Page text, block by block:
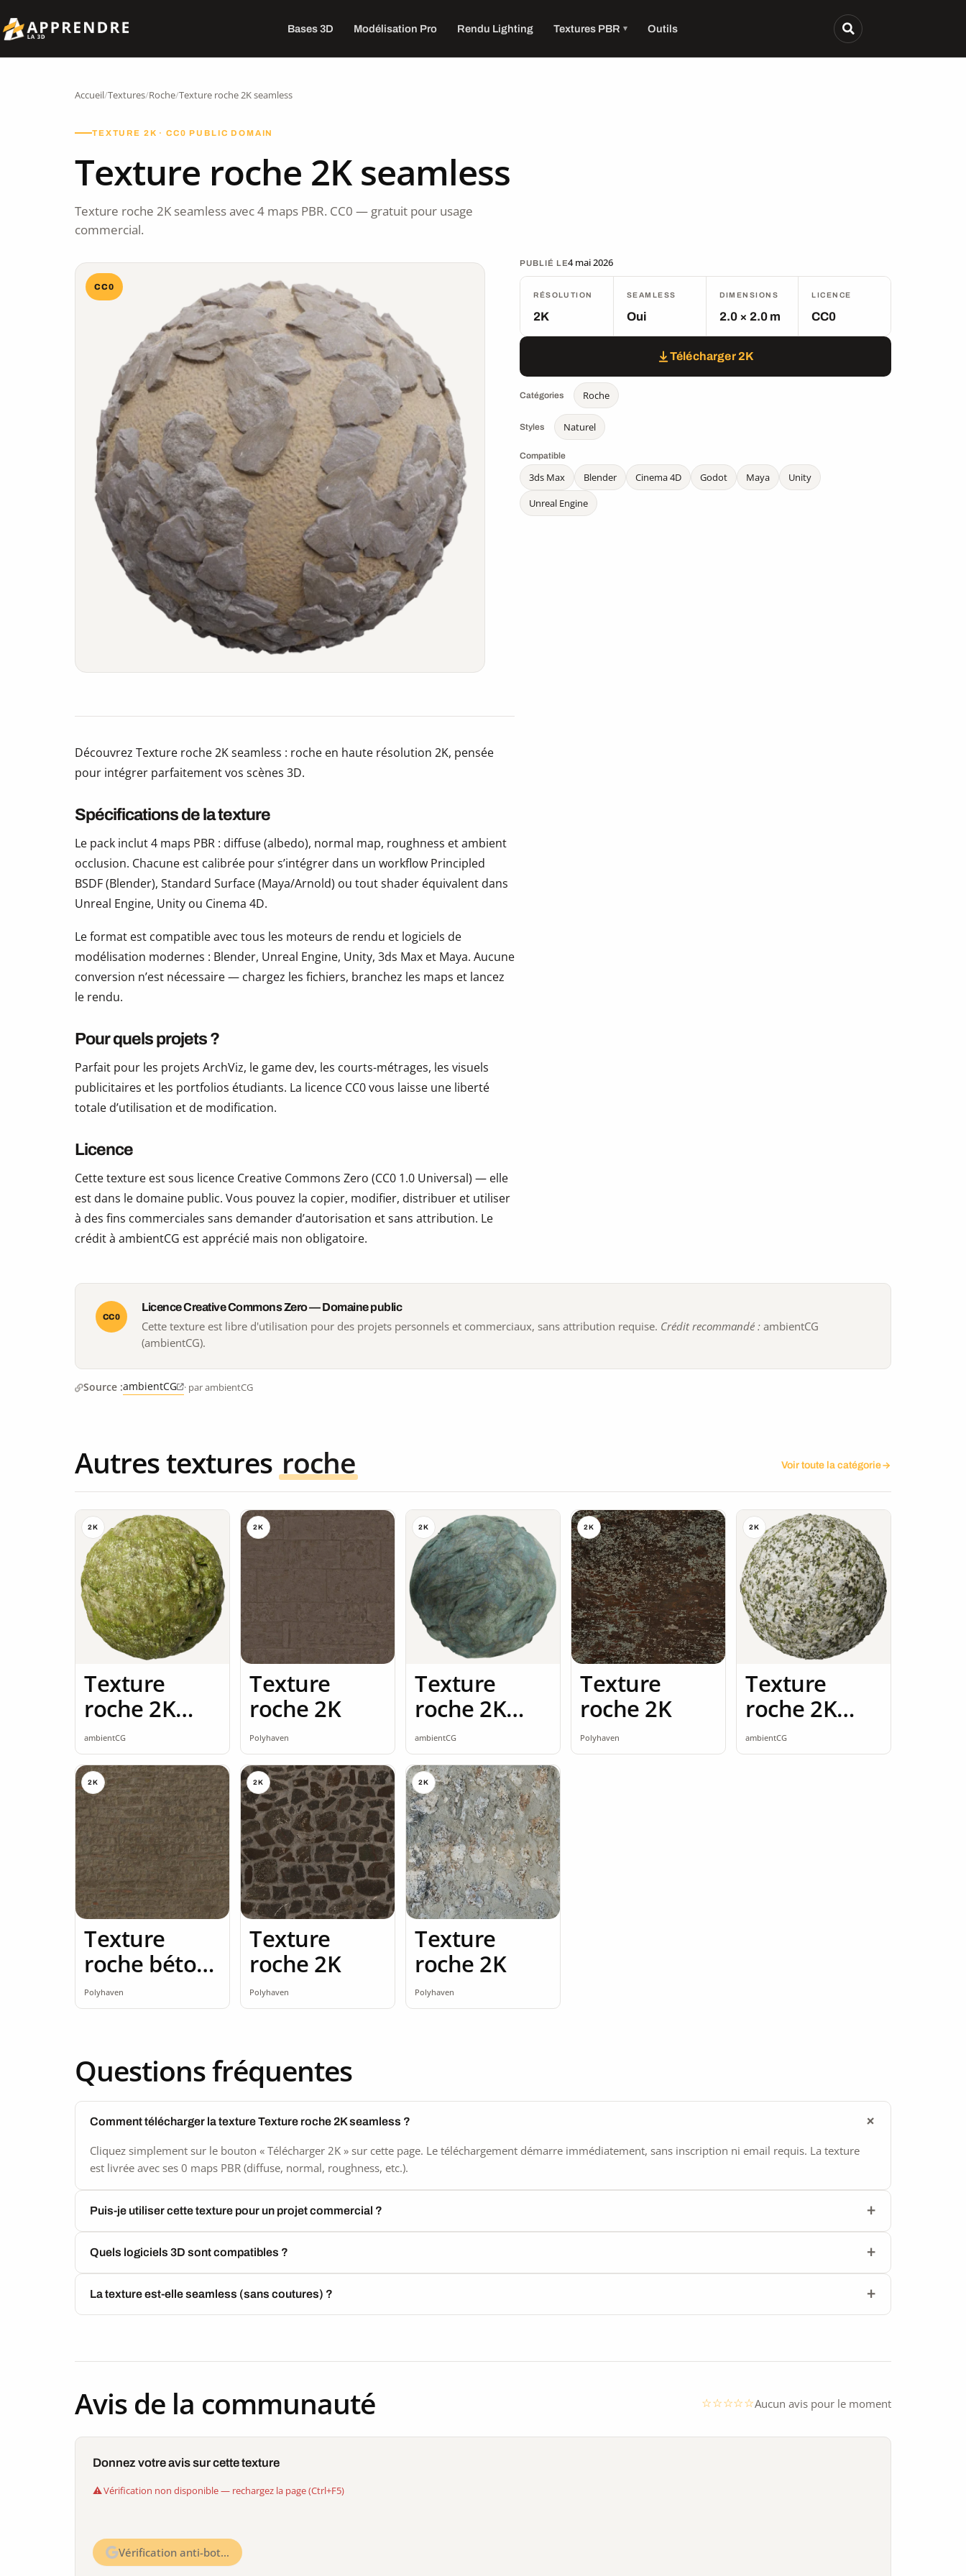
Bases 3D Modélisation Pro Rendu Lighting Textures PBR Outils
Accueil/Textures/Roche/Texture roche 2K seamless
TEXTURE 2K · CC0 PUBLIC DOMAIN
Texture roche 2K seamless
Texture roche 2K seamless avec 4 maps PBR. CC0 — gratuit pour usage
commercial.
CC0
PUBLIÉ LE4 mai 2026
RÉSOLUTION
2K
SEAMLESS
Oui
DIMENSIONS
2.0 × 2.0 m
LICENCE
CC0
Télécharger 2K
Catégories Roche
Styles Naturel
Compatible
3ds Max Blender Cinema 4D Godot Maya
Unity
Unreal Engine
Découvrez Texture roche 2K seamless : roche en haute résolution 2K, pensée
pour intégrer parfaitement vos scènes 3D.
Spécifications de la texture
Le pack inclut 4 maps PBR : diffuse (albedo), normal map, roughness et ambient
occlusion. Chacune est calibrée pour s’intégrer dans un workflow Principled
BSDF (Blender), Standard Surface (Maya/Arnold) ou tout shader équivalent dans
Unreal Engine, Unity ou Cinema 4D.
Le format est compatible avec tous les moteurs de rendu et logiciels de
modélisation modernes : Blender, Unreal Engine, Unity, 3ds Max et Maya. Aucune
conversion n’est nécessaire — chargez les fichiers, branchez les maps et lancez
le rendu.
Pour quels projets ?
Parfait pour les projets ArchViz, le game dev, les courts-métrages, les visuels
publicitaires et les portfolios étudiants. La licence CC0 vous laisse une liberté
totale d’utilisation et de modification.
Licence
Cette texture est sous licence Creative Commons Zero (CC0 1.0 Universal) — elle
est dans le domaine public. Vous pouvez la copier, modifier, distribuer et utiliser
à des fins commerciales sans demander d’autorisation et sans attribution. Le
crédit à ambientCG est apprécié mais non obligatoire.
CC0
Licence Creative Commons Zero — Domaine public
Cette texture est libre d'utilisation pour des projets personnels et commerciaux, sans attribution requise. Crédit recommandé : ambientCG
(ambientCG).
Source :ambientCG · par ambientCG
Autres textures roche Voir toute la catégorie
2K
Texture
roche 2K
seamless
ambientCG
2K
Texture
roche 2K
Polyhaven
2K
Texture
roche 2K
seamless
ambientCG
2K
Texture
roche 2K
Polyhaven
2K
Texture
roche 2K
seamless
ambientCG
2K
Texture
roche béton
brut 2K
Polyhaven
2K
Texture
roche 2K
Polyhaven
2K
Texture
roche 2K
Polyhaven
Questions fréquentes
Comment télécharger la texture Texture roche 2K seamless ?
Cliquez simplement sur le bouton « Télécharger 2K » sur cette page. Le téléchargement démarre immédiatement, sans inscription ni email requis. La texture
est livrée avec ses 0 maps PBR (diffuse, normal, roughness, etc.).
Puis-je utiliser cette texture pour un projet commercial ?
Quels logiciels 3D sont compatibles ?
La texture est-elle seamless (sans coutures) ?
Avis de la communauté Aucun avis pour le moment
Donnez votre avis sur cette texture
Vérification non disponible — rechargez la page (Ctrl+F5)
Vérification anti-bot…